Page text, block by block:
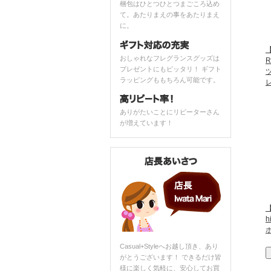
梱包はひとつひとつまごころ込め
て。あたりまえの事をあたりまえ
に。
おしゃれなフレグランスグッズは
プレゼントにもピッタリ！ ギフト
ラッピングももちろん可能です。
ありがたいことにリピーターさん
が増えています！
Casual+Styleへお越し頂き、あり
がとうございます！ できるだけ皆
様に楽しく気軽に、安心してお買